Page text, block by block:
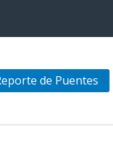
de Puentes